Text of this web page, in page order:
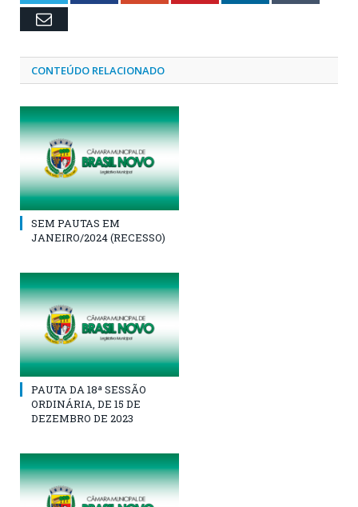
Email
CONTEÚDO RELACIONADO
SEM PAUTAS EM
JANEIRO/2024 (RECESSO)
PAUTA DA 18ª SESSÃO
ORDINÁRIA, DE 15 DE
DEZEMBRO DE 2023